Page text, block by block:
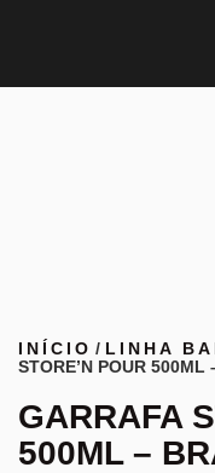
INÍCIO / LINHA
STORE’N POUR 500ML
GARRAFA
500ML –